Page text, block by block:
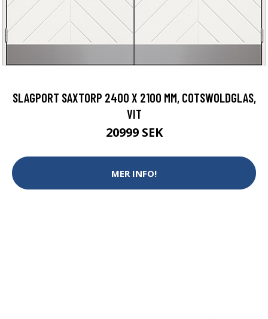
SLAGPORT SAXTORP 2400 X 2100 MM, COTSWOLDGLAS,
VIT
20999 SEK
MER INFO!